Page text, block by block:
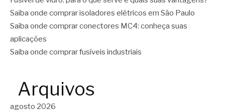
Saiba onde comprar isoladores elétricos em São Paulo
Saiba onde comprar conectores MC4: conheça suas
aplicações
Saiba onde comprar fusíveis industriais
Arquivos
agosto 2026